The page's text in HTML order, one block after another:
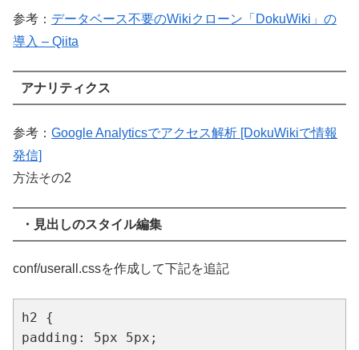
参考： データベース不要のWikiクローン「DokuWiki」の
導入 – Qiita
アナリティクス
参考： Google Analyticsでアクセス解析 [DokuWikiで情報
発信]
方法その2
・見出しのスタイル編集
conf/userall.cssを作成して下記を追記
h2 {
padding: 5px 5px;